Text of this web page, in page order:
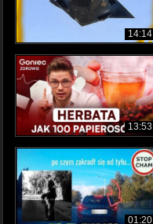
14:14
13:53
01:20